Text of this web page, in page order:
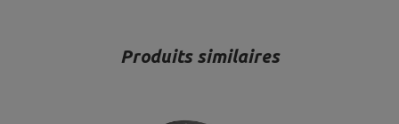
Produits similaires